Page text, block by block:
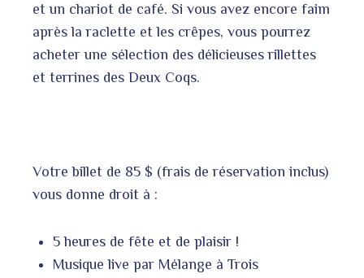
et un chariot de café. Si vous avez encore faim
après la raclette et les crêpes, vous pourrez
acheter une sélection des délicieuses rillettes
et terrines des Deux Coqs.
Votre billet de 85 $ (frais de réservation inclus)
vous donne droit à :
5 heures de fête et de plaisir !
Musique live par Mélange à Trois